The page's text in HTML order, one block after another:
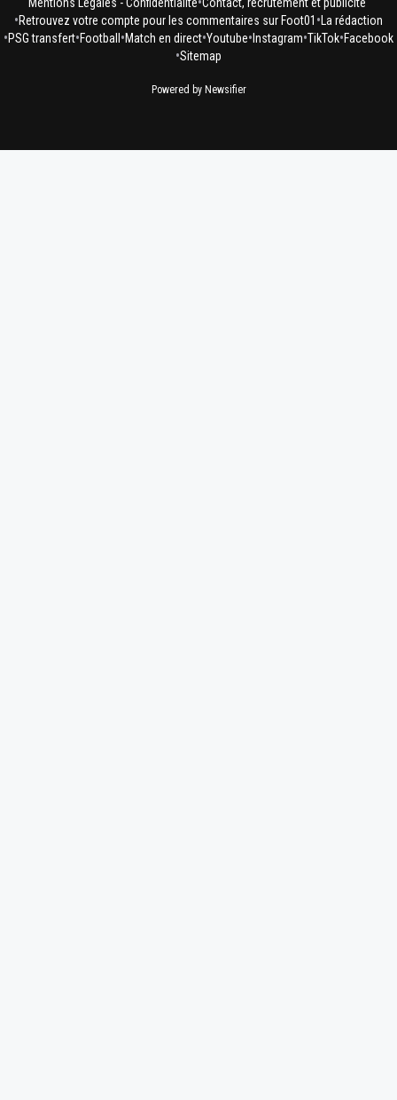
Mentions Légales - Confidentialité Contact, recrutement et publicité
•Retrouvez votre compte pour les commentaires sur Foot01 •La rédaction
•PSG transfert•Football •Match en direct•Youtube• Instagram•TikTok•Facebook
•Sitemap
Powered by Newsifier